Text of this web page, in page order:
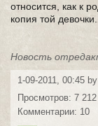
относится, как к
копия той девочки...
Новость
1-09-2011, 00:45 by
Просмотров: 7 212
Комментарии: 10